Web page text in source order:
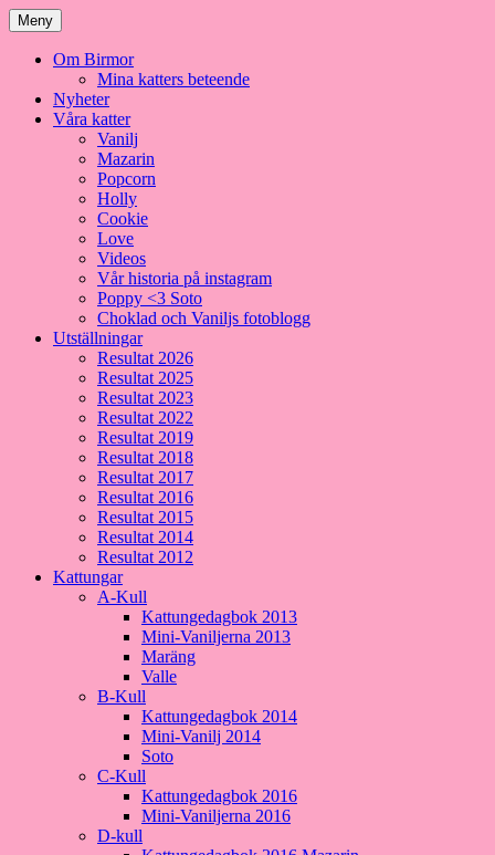
Meny
Om Birmor
Mina katters beteende
Nyheter
Våra katter
Vanilj
Mazarin
Popcorn
Holly
Cookie
Love
Videos
Vår historia på instagram
Poppy <3 Soto
Choklad och Vaniljs fotoblogg
Utställningar
Resultat 2026
Resultat 2025
Resultat 2023
Resultat 2022
Resultat 2019
Resultat 2018
Resultat 2017
Resultat 2016
Resultat 2015
Resultat 2014
Resultat 2012
Kattungar
A-Kull
Kattungedagbok 2013
Mini-Vaniljerna 2013
Maräng
Valle
B-Kull
Kattungedagbok 2014
Mini-Vanilj 2014
Soto
C-Kull
Kattungedagbok 2016
Mini-Vaniljerna 2016
D-kull